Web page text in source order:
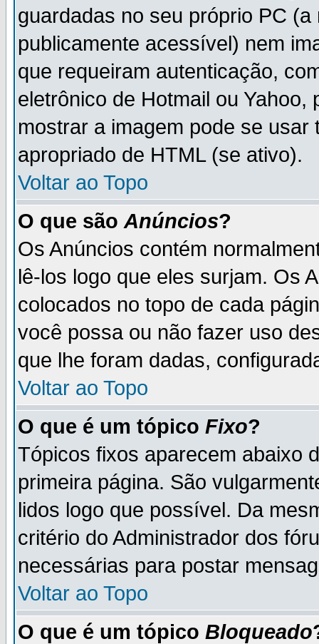
guardadas no seu próprio PC
publicamente acessível) nem
que requeiram autenticação,
eletrônico de Hotmail ou
mostrar a imagem pode se
apropriado de HTML (se ativo).
Voltar ao Topo
O que são Anúncios?
Os Anúncios contém
lê-los logo que eles surjam. Os
colocados no topo de cada
você possa ou não fazer uso
que lhe foram dadas,
Voltar ao Topo
O que é um tópico Fixo?
Tópicos fixos aparecem abaixo
primeira página. São
lidos logo que possível. Da
critério do Administrador dos
necessárias para postar
Voltar ao Topo
O que é um tópico Bloqueado